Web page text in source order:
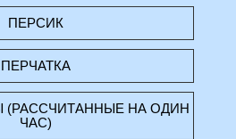
ПЕРСИК
ПЕРЧАТКА
НА ОДИН
ЧАС)